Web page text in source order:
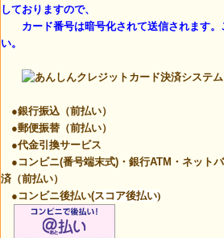
しておりますので、
カード番号は暗号化されて送信されます。
い。
●銀行振込（前払い）
●郵便振替（前払い）
●代金引換サービス
●コンビニ(番号端末式)・銀行ATM・ネット
済（前払い）
●コンビニ後払い(スコア後払い)